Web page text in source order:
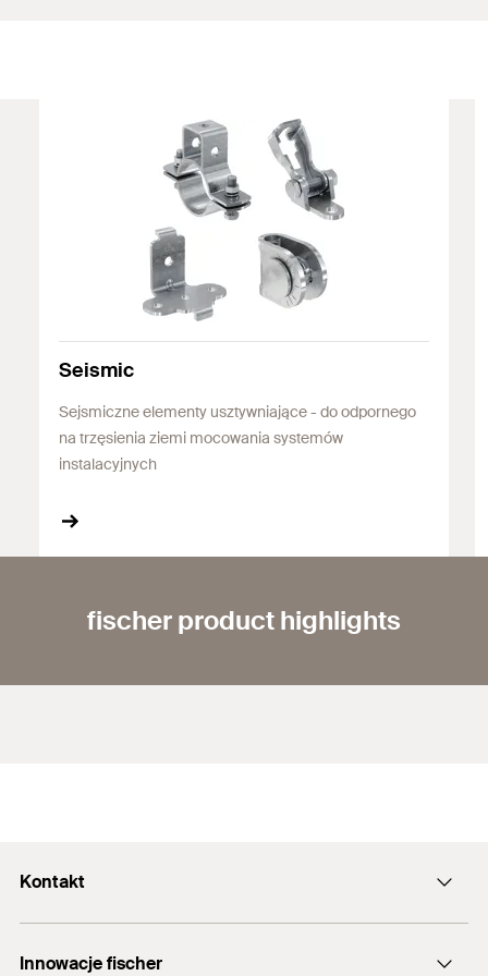
Seismic
Sejsmiczne elementy usztywniające - do odpornego
na trzęsienia ziemi mocowania systemów
instalacyjnych
fischer product highlights
Kontakt
info@fischerpolska.pl
Innowacje fischer